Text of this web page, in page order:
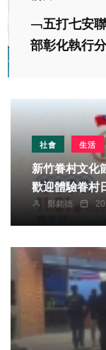
﹁五打七安
部彰化執行
社會 生活
新竹眷村文化節11/1
歡迎體驗眷村
鄭銘德